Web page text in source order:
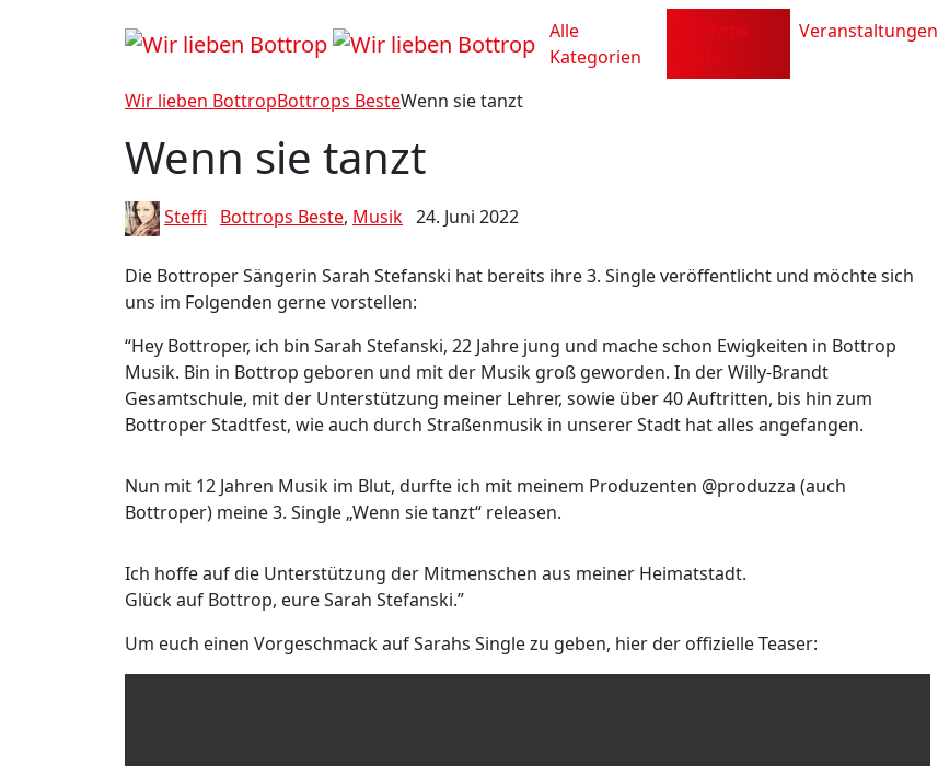
Alle
Kategorien
Bottrops
Veranstaltungen
Wir lieben BottropBottrops BesteWenn sie tanzt
Wenn sie tanzt
Steffi Bottrops Beste, Musik 24. Juni 2022
Die Bottroper Sängerin Sarah Stefanski hat bereits ihre 3. Single veröffentlicht und möchte sich
uns im Folgenden gerne vorstellen:
“Hey Bottroper, ich bin Sarah Stefanski, 22 Jahre jung und mache schon Ewigkeiten in Bottrop
Musik. Bin in Bottrop geboren und mit der Musik groß geworden. In der Willy-Brandt
Gesamtschule, mit der Unterstützung meiner Lehrer, sowie über 40 Auftritten, bis hin zum
Bottroper Stadtfest, wie auch durch Straßenmusik in unserer Stadt hat alles angefangen.
Nun mit 12 Jahren Musik im Blut, durfte ich mit meinem Produzenten @produzza (auch
Bottroper) meine 3. Single „Wenn sie tanzt“ releasen.
Ich hoffe auf die Unterstützung der Mitmenschen aus meiner Heimatstadt.
Glück auf Bottrop, eure Sarah Stefanski.”
Um euch einen Vorgeschmack auf Sarahs Single zu geben, hier der offizielle Teaser: